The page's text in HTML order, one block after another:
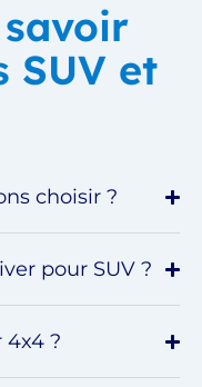
savoir
SUV et
choisir ?
pour SUV ?
?